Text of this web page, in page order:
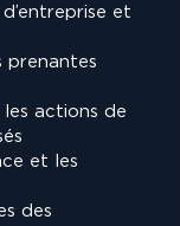
et
prenantes
actions de
et les
des